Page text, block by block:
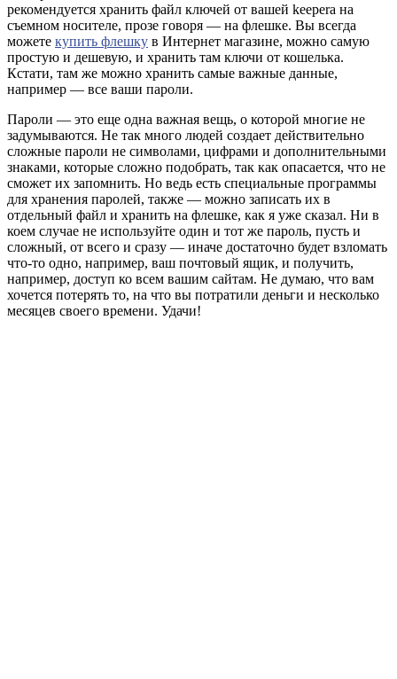
рекомендуется хранить файл ключей от вашей keepera на
съемном носителе, прозе говоря — на флешке. Вы всегда
можете купить флешку в Интернет магазине, можно самую
простую и дешевую, и хранить там ключи от кошелька.
Кстати, там же можно хранить самые важные данные,
например — все ваши пароли.
Пароли — это еще одна важная вещь, о которой многие не
задумываются. Не так много людей создает действительно
сложные пароли не символами, цифрами и дополнительными
знаками, которые сложно подобрать, так как опасается, что не
сможет их запомнить. Но ведь есть специальные программы
для хранения паролей, также — можно записать их в
отдельный файл и хранить на флешке, как я уже сказал. Ни в
коем случае не используйте один и тот же пароль, пусть и
сложный, от всего и сразу — иначе достаточно будет взломать
что-то одно, например, ваш почтовый ящик, и получить,
например, доступ ко всем вашим сайтам. Не думаю, что вам
хочется потерять то, на что вы потратили деньги и несколько
месяцев своего времени. Удачи!